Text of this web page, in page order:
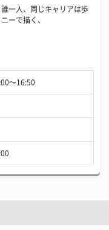
誰一人、同じキャリアは歩
ーで描く、
〜16:50